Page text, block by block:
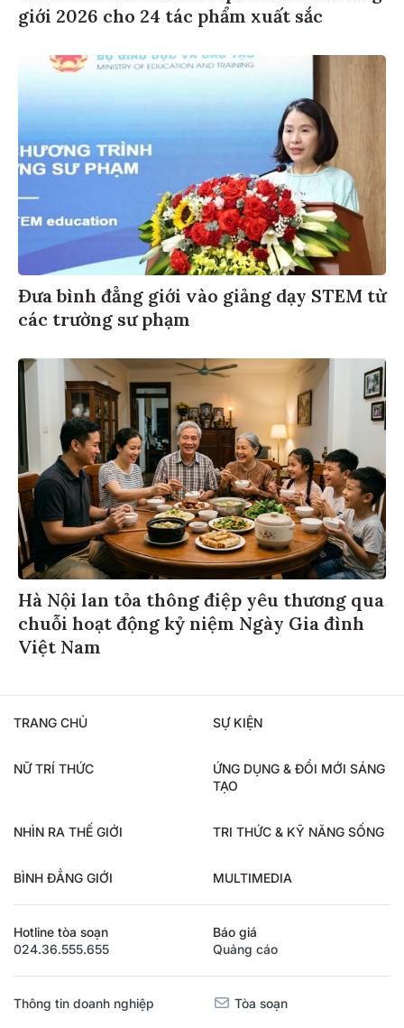
giới 2026 cho 24 tác phẩm xuất sắc
Đưa bình đẳng giới vào giảng dạy STEM từ
các trường sư phạm
Hà Nội lan tỏa thông điệp yêu thương qua
chuỗi hoạt động kỷ niệm Ngày Gia đình
Việt Nam
TRANG CHỦ SỰ KIỆN
NỮ TRÍ THỨC
ỨNG DỤNG & ĐỔI MỚI SÁNG
TẠO
NHÌN RA THẾ GIỚI TRI THỨC & KỸ NĂNG SỐNG
BÌNH ĐẲNG GIỚI MULTIMEDIA
Hotline tòa soạn
024.36.555.655
Báo giá
Quảng cáo
Thông tin doanh nghiệp Tòa soạn